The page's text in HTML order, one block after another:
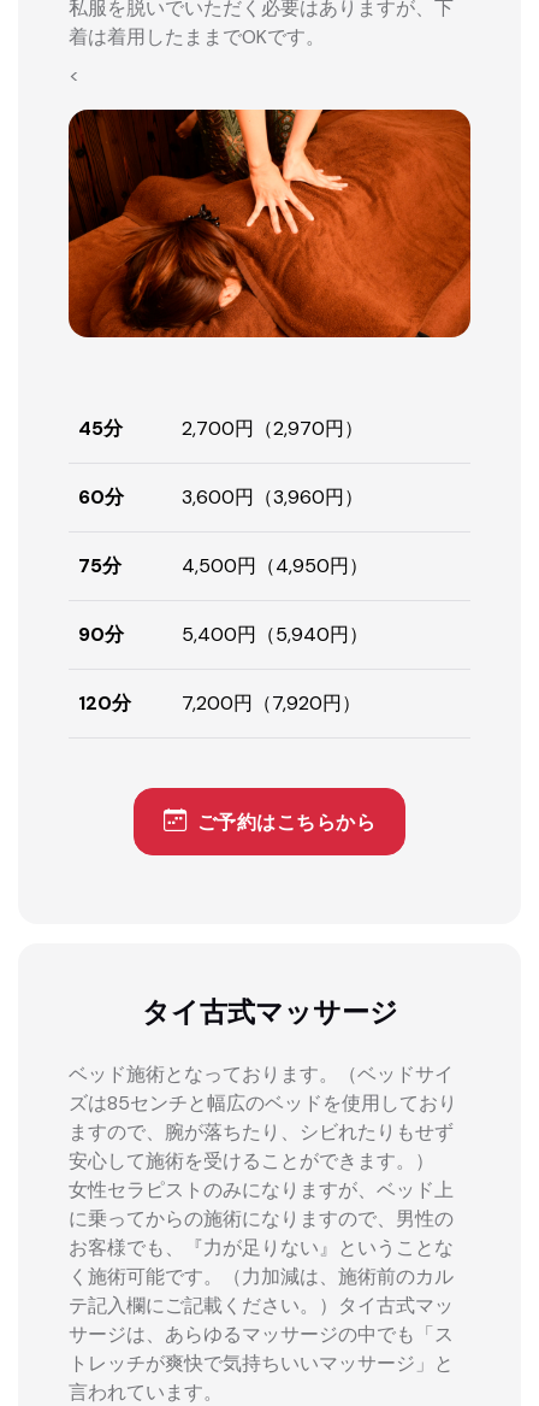
私服を脱いでいただく必要はありますが、下
着は着用したままでOKです。
<
45分 2,700円（2,970円）
60分 3,600円（3,960円）
75分 4,500円（4,950円）
90分 5,400円（5,940円）
120分 7,200円（7,920円）
ご予約はこちらから
タイ古式マッサージ
ベッド施術となっております。（ベッドサイ
ズは85センチと幅広のベッドを使用しており
ますので、腕が落ちたり、シビれたりもせず
安心して施術を受けることができます。）
女性セラピストのみになりますが、ベッド上
に乗ってからの施術になりますので、男性の
お客様でも、『力が足りない』ということな
く施術可能です。（力加減は、施術前のカル
テ記入欄にご記載ください。）タイ古式マッ
サージは、あらゆるマッサージの中でも「ス
トレッチが爽快で気持ちいいマッサージ」と
言われています。